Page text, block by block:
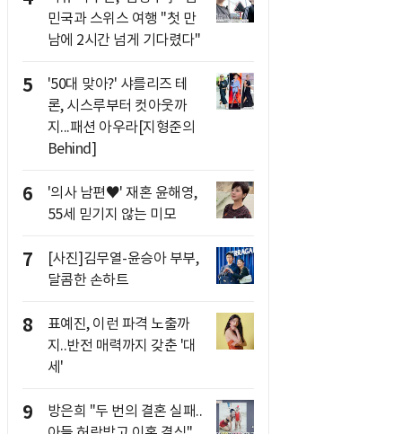
민국과 스위스 여행 "첫 만
남에 2시간 넘게 기다렸다"
5
'50대 맞아?' 샤를리즈 테
론, 시스루부터 컷아웃까
지...패션 아우라[지형준의
Behind]
6
'의사 남편♥' 재혼 윤해영,
55세 믿기지 않는 미모
7
[사진]김무열-윤승아 부부,
달콤한 손하트
8
표예진, 이런 파격 노출까
지..반전 매력까지 갖춘 '대
세'
9
방은희 "두 번의 결혼 실패..